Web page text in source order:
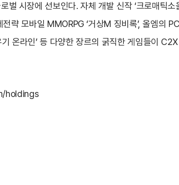
벌 시장에 선보인다. 자체 개발 신작 ‘크로매틱
략 모바일 MMORPG ‘거상M 징비록’, 올엠의
기 온라인’ 등 다양한 장르의 굵직한 게임들이
holdings